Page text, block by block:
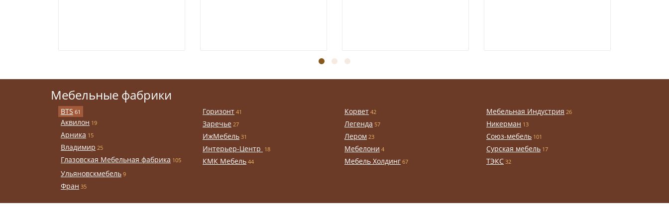
Мебельные фабрики
BTS 61
Аквилон 19
Арника 15
Владимир 25
Глазовская Мебельная фабрика 105
Горизонт 41
Заречье 27
ИжМебель 31
Интерьер-Центр 18
КМК Мебель 44
Корвет 42
Легенда 57
Лером 23
Мебелони 4
Мебель Холдинг 67
Мебельная Индустрия 26
Никерман 13
Союз-мебель 101
Сурская мебель 17
ТЭКС 32
Ульяновскмебель 9
Фран 35